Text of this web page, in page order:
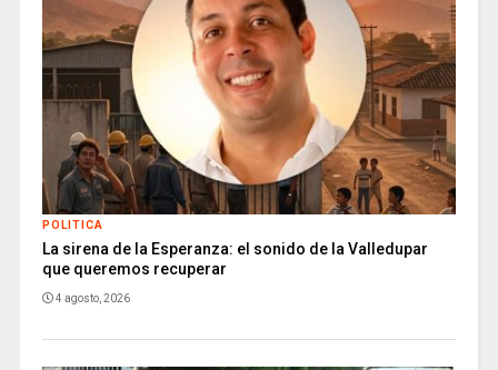
POLITICA
La sirena de la Esperanza: el sonido de la Valledupar
que queremos recuperar
4 agosto, 2026